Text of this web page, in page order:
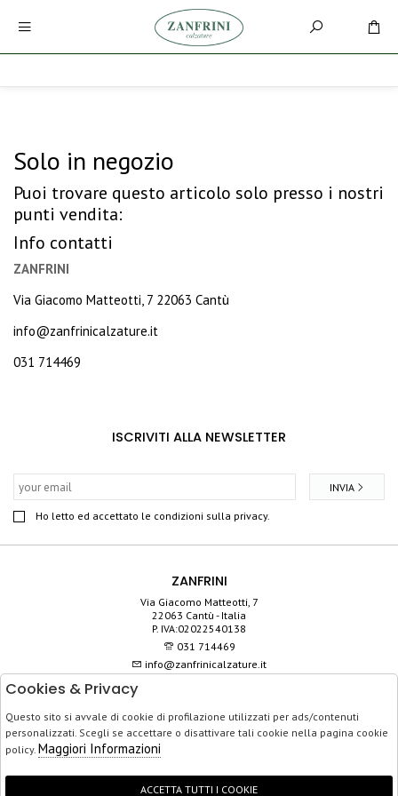
Solo in negozio
Puoi trovare questo articolo solo presso i nostri
punti vendita:
Info contatti
ZANFRINI
Via Giacomo Matteotti, 7 22063 Cantù
info@zanfrinicalzature.it
031 714469
ISCRIVITI ALLA NEWSLETTER
Ho letto ed accettato le condizioni sulla privacy.
INVIA
ZANFRINI
Via Giacomo Matteotti, 7
22063 Cantù - Italia
P. IVA:02022540138
031 714469
info@zanfrinicalzature.it
SERVIZIO CLIENTI
ACQUISTO SICURO
Cookies & Privacy
Questo sito si avvale di cookie di profilazione utilizzati per ads/contenuti
personalizzati. Scegli se accettare o disattivare tali cookie nella pagina cookie
policy. Maggiori Informazioni
ACCETTA TUTTI I COOKIE